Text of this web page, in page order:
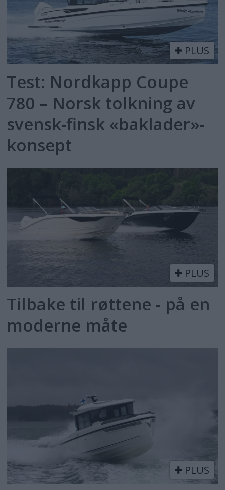
PLUS
Test: Nordkapp Coupe
780 – Norsk tolkning av
svensk-finsk «baklader»-
konsept
PLUS
Tilbake til røttene - på en
moderne måte
PLUS